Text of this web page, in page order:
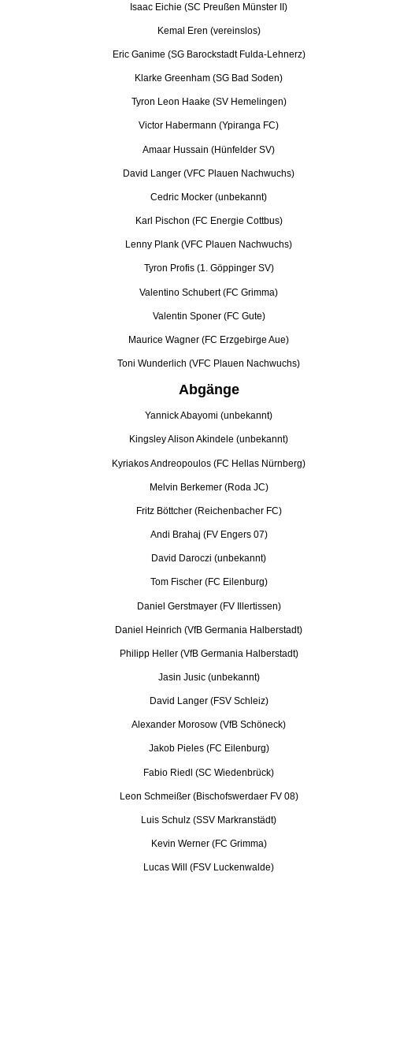
Isaac Eichie (SC Preußen Münster II)
Kemal Eren (vereinslos)
Eric Ganime (SG Barockstadt Fulda-Lehnerz)
Klarke Greenham (SG Bad Soden)
Tyron Leon Haake (SV Hemelingen)
Victor Habermann (Ypiranga FC)
Amaar Hussain (Hünfelder SV)
David Langer (VFC Plauen Nachwuchs)
Cedric Mocker (unbekannt)
Karl Pischon (FC Energie Cottbus)
Lenny Plank (VFC Plauen Nachwuchs)
Tyron Profis (1. Göppinger SV)
Valentino Schubert (FC Grimma)
Valentin Sponer (FC Gute)
Maurice Wagner (FC Erzgebirge Aue)
Toni Wunderlich (VFC Plauen Nachwuchs)
Abgänge
Yannick Abayomi (unbekannt)
Kingsley Alison Akindele (unbekannt)
Kyriakos Andreopoulos (FC Hellas Nürnberg)
Melvin Berkemer (Roda JC)
Fritz Böttcher (Reichenbacher FC)
Andi Brahaj (FV Engers 07)
David Daroczi (unbekannt)
Tom Fischer (FC Eilenburg)
Daniel Gerstmayer (FV Illertissen)
Daniel Heinrich (VfB Germania Halberstadt)
Philipp Heller (VfB Germania Halberstadt)
Jasin Jusic (unbekannt)
David Langer (FSV Schleiz)
Alexander Morosow (VfB Schöneck)
Jakob Pieles (FC Eilenburg)
Fabio Riedl (SC Wiedenbrück)
Leon Schmeißer (Bischofswerdaer FV 08)
Luis Schulz (SSV Markranstädt)
Kevin Werner (FC Grimma)
Lucas Will (FSV Luckenwalde)